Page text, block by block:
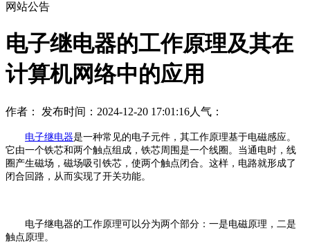
网站公告
电子继电器的工作原理及其在
计算机网络中的应用
作者： 发布时间：2024-12-20 17:01:16人气：
电子继电器是一种常见的电子元件，其工作原理基于电磁感应。
它由一个铁芯和两个触点组成，铁芯周围是一个线圈。当通电时，线
圈产生磁场，磁场吸引铁芯，使两个触点闭合。这样，电路就形成了
闭合回路，从而实现了开关功能。
电子继电器的工作原理可以分为两个部分：一是电磁原理，二是
触点原理。